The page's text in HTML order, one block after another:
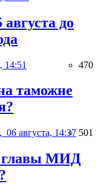
до
14:51 470
таможне
06 августа, 14:37 501
главы МИД